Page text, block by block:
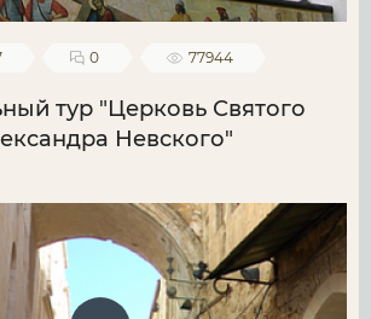
0 77944
тур "Церковь Святого
Невского"